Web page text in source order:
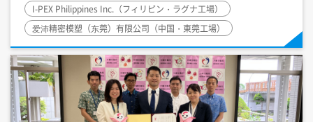
I-PEX Philippines Inc.（フィリピン・ラグナ工場）
爱沛精密模塑（东莞）有限公司（中国・東莞工場）